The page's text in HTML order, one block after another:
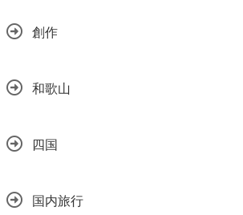
創作
和歌山
四国
国内旅行